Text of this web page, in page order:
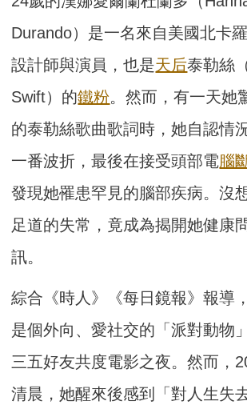
Durando）是一名來自美國北卡
設計師與演員，也是天后泰勒絲
Swift）的鐵粉。然而，有一天她
的泰勒絲歌曲歌詞時，她自認情
一番波折，最後在接受頭部電腦
發現她罹患罕見的腦部疾病。沒
足道的失常，竟成為揭開她健康
訊。
綜合《時人》《每日鏡報》報導
是個外向、愛社交的「派對動物
三五好友共度電影之夜。然而，
清晨，她醒來後感到「對人生失